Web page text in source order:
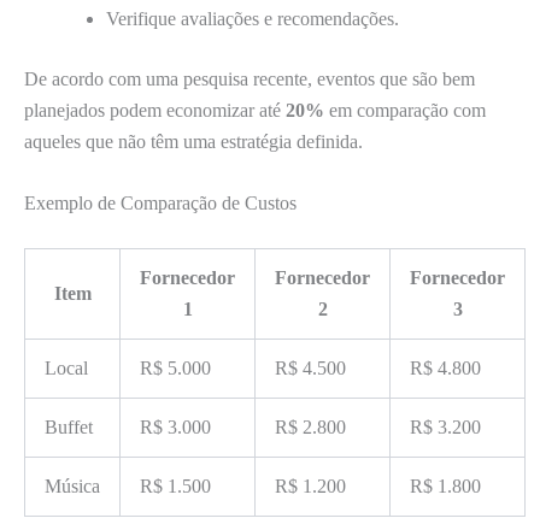
Verifique avaliações e recomendações.
De acordo com uma pesquisa recente, eventos que são bem
planejados podem economizar até 20% em comparação com
aqueles que não têm uma estratégia definida.
Exemplo de Comparação de Custos
Item
Fornecedor
1
Fornecedor
2
Fornecedor
3
Local R$ 5.000 R$ 4.500 R$ 4.800
Buffet R$ 3.000 R$ 2.800 R$ 3.200
Música R$ 1.500 R$ 1.200 R$ 1.800